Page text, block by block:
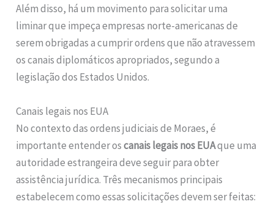
Além disso, há um movimento para solicitar uma
liminar que impeça empresas norte-americanas de
serem obrigadas a cumprir ordens que não atravessem
os canais diplomáticos apropriados, segundo a
legislação dos Estados Unidos.
Canais legais nos EUA
No contexto das ordens judiciais de Moraes, é
importante entender oscanais legais nos EUAque uma
autoridade estrangeira deve seguir para obter
assistência jurídica. Três mecanismos principais
estabelecem como essas solicitações devem ser feitas: